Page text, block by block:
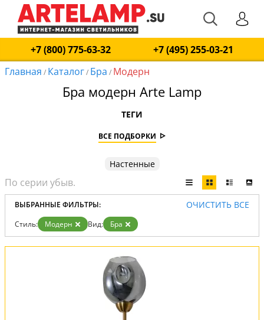
+7 (800) 775-63-32
+7 (495) 255-03-21
Главная / Каталог/ Бра / Модерн
Бра модерн Arte Lamp
ТЕГИ
ВСЕ ПОДБОРКИ
Настенные
ВЫБРАННЫЕ ФИЛЬТРЫ: ОЧИСТИТЬ ВСЕ
Стиль: Модерн Вид: Бра